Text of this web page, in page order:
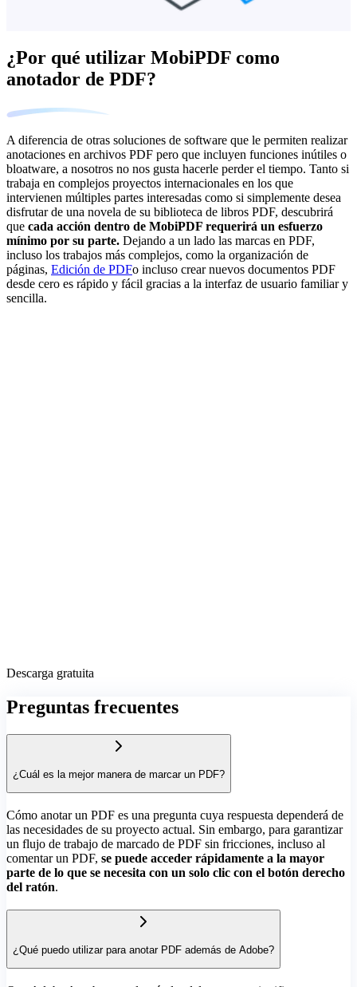
¿Por qué utilizar MobiPDF como
anotador de PDF?
A diferencia de otras soluciones de software que le permiten realizar
anotaciones en archivos PDF pero que incluyen funciones inútiles o
bloatware, a nosotros no nos gusta hacerle perder el tiempo. Tanto si
trabaja en complejos proyectos internacionales en los que
intervienen múltiples partes interesadas como si simplemente desea
disfrutar de una novela de su biblioteca de libros PDF, descubrirá
que cada acción dentro de MobiPDF requerirá un esfuerzo
mínimo por su parte. Dejando a un lado las marcas en PDF,
incluso los trabajos más complejos, como la organización de
páginas, Edición de PDFo incluso crear nuevos documentos PDF
desde cero es rápido y fácil gracias a la interfaz de usuario familiar y
sencilla.
Descarga gratuita
Preguntas frecuentes
¿Cuál es la mejor manera de marcar un PDF?
Cómo anotar un PDF es una pregunta cuya respuesta dependerá de
las necesidades de su proyecto actual. Sin embargo, para garantizar
un flujo de trabajo de marcado de PDF sin fricciones, incluso al
comentar un PDF, se puede acceder rápidamente a la mayor
parte de lo que se necesita con un solo clic con el botón derecho
del ratón.
¿Qué puedo utilizar para anotar PDF además de Adobe?